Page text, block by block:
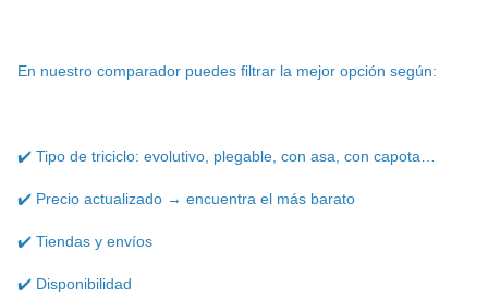
En nuestro comparador puedes filtrar la mejor opción según:
✔️ Tipo de triciclo: evolutivo, plegable, con asa, con capota…
✔️ Precio actualizado → encuentra el más barato
✔️ Tiendas y envíos
✔️ Disponibilidad